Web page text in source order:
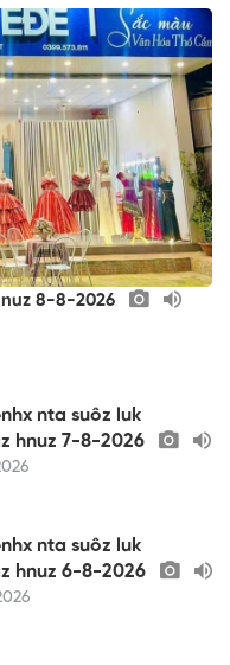
8-8-2026
nta suôz luk
hnuz 7-8-2026
nta suôz luk
hnuz 6-8-2026